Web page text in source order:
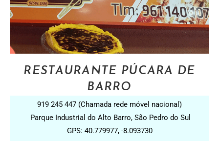
RESTAURANTE PÚCARA DE
BARRO
919 245 447 (Chamada rede móvel nacional)
Parque Industrial do Alto Barro, São Pedro do Sul
GPS: 40.779977, -8.093730